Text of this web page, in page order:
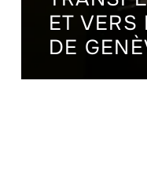
ET VERS
DE